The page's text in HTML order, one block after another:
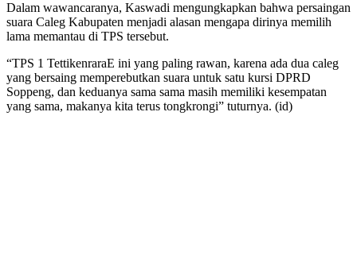
Dalam wawancaranya, Kaswadi mengungkapkan bahwa persaingan
suara Caleg Kabupaten menjadi alasan mengapa dirinya memilih
lama memantau di TPS tersebut.
“TPS 1 TettikenraraE ini yang paling rawan, karena ada dua caleg
yang bersaing memperebutkan suara untuk satu kursi DPRD
Soppeng, dan keduanya sama sama masih memiliki kesempatan
yang sama, makanya kita terus tongkrongi” tuturnya. (id)